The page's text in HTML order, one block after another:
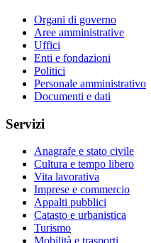
Organi di governo
Aree amministrative
Uffici
Enti e fondazioni
Politici
Personale amministrativo
Documenti e dati
Servizi
Anagrafe e stato civile
Cultura e tempo libero
Vita lavorativa
Imprese e commercio
Appalti pubblici
Catasto e urbanistica
Turismo